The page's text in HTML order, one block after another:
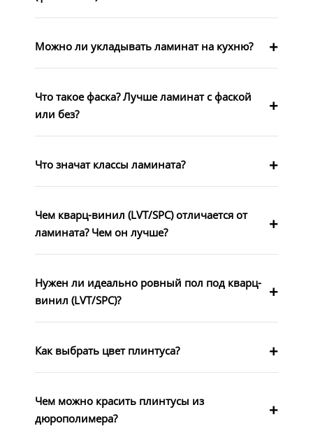
Можно ли укладывать ламинат на кухню?
Что такое фаска? Лучше ламинат с фаской
или без?
Что значат классы ламината?
Чем кварц-винил (LVT/SPC) отличается от
ламината? Чем он лучше?
Нужен ли идеально ровный пол под кварц-
винил (LVT/SPC)?
Как выбрать цвет плинтуса?
Чем можно красить плинтусы из
дюрополимера?